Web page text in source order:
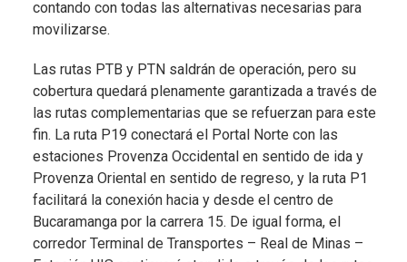
contando con todas las alternativas necesarias para
movilizarse.
Las rutas PTB y PTN saldrán de operación, pero su
cobertura quedará plenamente garantizada a través de
las rutas complementarias que se refuerzan para este
fin. La ruta P19 conectará el Portal Norte con las
estaciones Provenza Occidental en sentido de ida y
Provenza Oriental en sentido de regreso, y la ruta P1
facilitará la conexión hacia y desde el centro de
Bucaramanga por la carrera 15. De igual forma, el
corredor Terminal de Transportes – Real de Minas –